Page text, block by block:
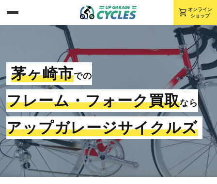
shopping_cart オンライン
ショップ
茅ヶ崎市での
フレーム・フォーク買取なら
アップガレージサイクルズ